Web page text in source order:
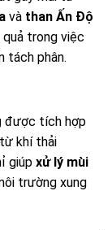
và than Ấn Độ
trong việc
tách phân.
được tích hợp
khí thải
giúp xử lý mùi
trường xung